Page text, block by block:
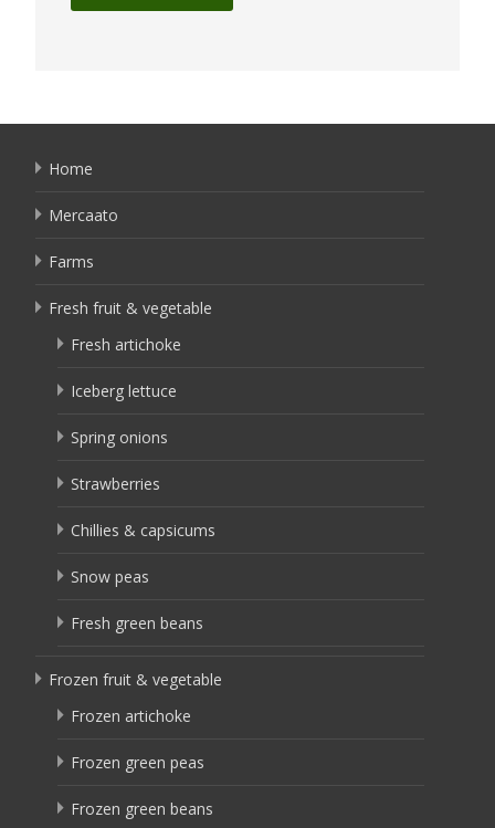
Home
Mercaato
Farms
Fresh fruit & vegetable
Fresh artichoke
Iceberg lettuce
Spring onions
Strawberries
Chillies & capsicums
Snow peas
Fresh green beans
Frozen fruit & vegetable
Frozen artichoke
Frozen green peas
Frozen green beans